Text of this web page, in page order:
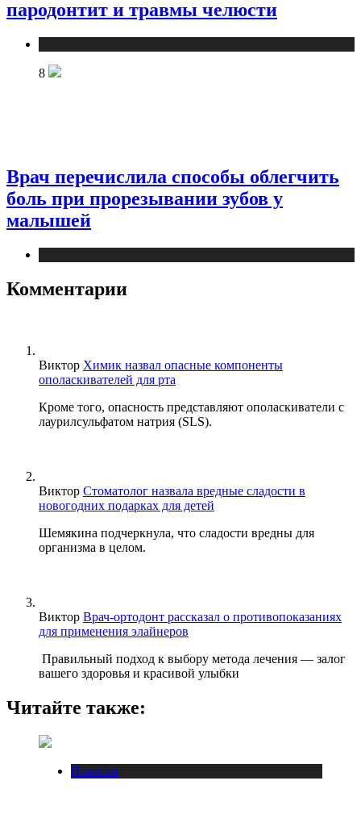
пародонтит и травмы челюсти
8
Врач перечислила способы облегчить
боль при прорезывании зубов у
малышей
Комментарии
Виктор Химик назвал опасные компоненты
ополаскивателей для рта
Кроме того, опасность представляют ополаскиватели с
лаурилсульфатом натрия (SLS).
Виктор Стоматолог назвала вредные сладости в
новогодних подарках для детей
Шемякина подчеркнула, что сладости вредны для
организма в целом.
Виктор Врач-ортодонт рассказал о противопоказаниях
для применения элайнеров
Правильный подход к выбору метода лечения — залог
вашего здоровья и красивой улыбки
Читайте также:
Новости